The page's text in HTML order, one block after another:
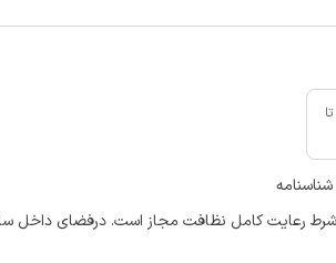
رعایت کامل نظافت مجاز است. درفضای داخل